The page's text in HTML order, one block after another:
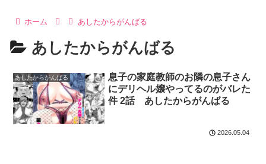
ホーム あしたからがんばる
あしたからがんばる
あしたからがんばる
息子の家庭教師のお隣の息子さん
にデリヘル嬢やってるのがバレた
件 2話 あしたからがんばる
2026.05.04